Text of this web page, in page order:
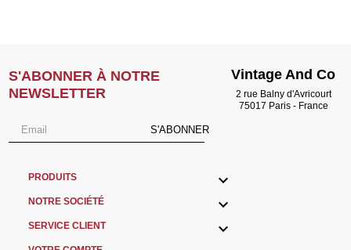
S'ABONNER À NOTRE
NEWSLETTER
S'ABONNER
PRODUITS 
NOTRE SOCIÉTÉ 
SERVICE CLIENT 
Vintage And Co
2 rue Balny d'Avricourt
75017 Paris - France